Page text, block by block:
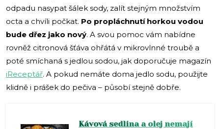
odpadu nasypat šálek sody, zalít stejným množstvím
octa a chvíli počkat. Po propláchnutí horkou vodou
bude dřez jako nový. A svou pomoc vám nabídne
rovněž citronová šťáva ohřátá v mikrovlnné troubě a
poté smíchaná s jedlou sodou, jak doporučuje magazín
iReceptář. A pokud nemáte doma jedlo sodu, použijte
klidně i prášek do pečiva – působí stejně dobře.
Kávová sedlina a olej nemají